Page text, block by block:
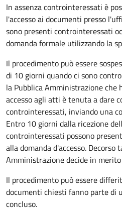
In assenza controinteressati è
l'accesso ai documenti presso
sono presenti controinteressati
domanda formale utilizzando la
Il procedimento può essere
di 10 giorni quando ci sono
la Pubblica Amministrazione che
accesso agli atti è tenuta a dare
controinteressati, inviando una
Entro 10 giorni dalla ricezione
controinteressati possono
alla domanda d'accesso.
Amministrazione decide in
Il procedimento può essere
documenti chiesti fanno parte di
concluso.